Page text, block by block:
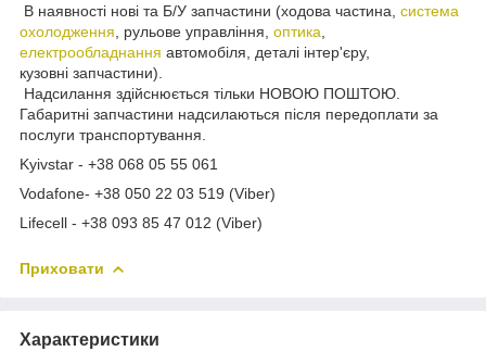
В наявності нові та Б/У запчастини (ходова частина, система
охолодження , рульове управління, оптика
електрообладнання автомобіля, деталі інтер'єру,
кузовні запчастини).
Надсилання здійснюється тільки НОВОЮ ПОШТОЮ.
Габаритні запчастини надсилаються після передоплати за
послуги транспортування.
Kyivstar - +38 068 05 55 061
Vodafone- +38 050 22 03 519 (Viber)
Lifecell - +38 093 85 47 012 (Viber)
Приховати
Характеристики